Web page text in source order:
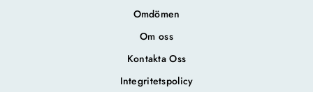
Omdömen
Om oss
Kontakta Oss
Integritetspolicy